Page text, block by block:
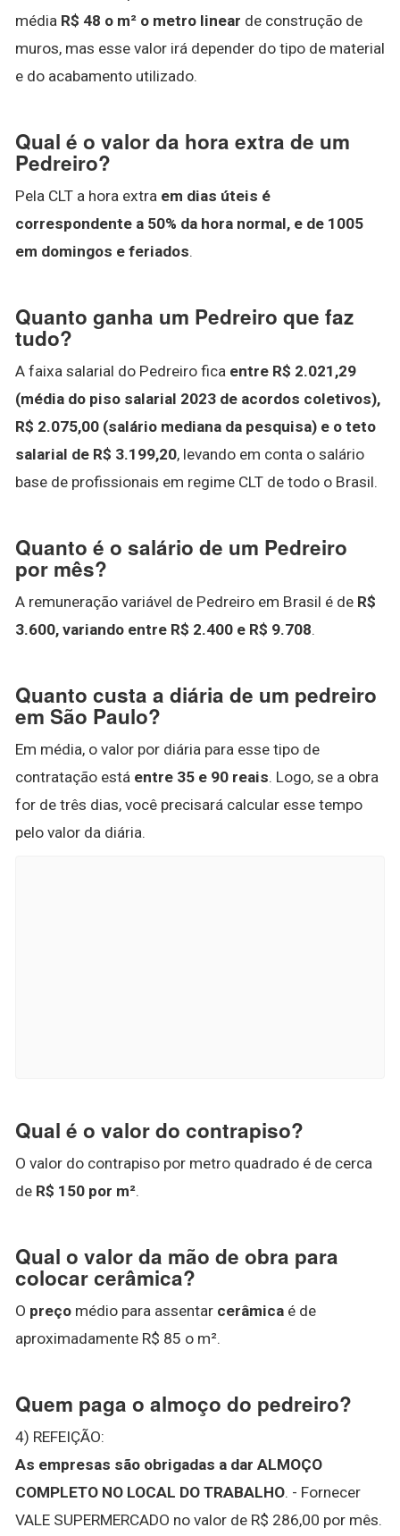
média R$ 48 o m² o metro linear de construção de
muros, mas esse valor irá depender do tipo de material
e do acabamento utilizado.
Qual é o valor da hora extra de um
Pedreiro?
Pela CLT a hora extra em dias úteis é
correspondente a 50% da hora normal, e de 1005
em domingos e feriados.
Quanto ganha um Pedreiro que faz
tudo?
A faixa salarial do Pedreiro fica entre R$ 2.021,29
(média do piso salarial 2023 de acordos coletivos),
R$ 2.075,00 (salário mediana da pesquisa) e o teto
salarial de R$ 3.199,20, levando em conta o salário
base de profissionais em regime CLT de todo o Brasil.
Quanto é o salário de um Pedreiro
por mês?
A remuneração variável de Pedreiro em Brasil é de R$
3.600, variando entre R$ 2.400 e R$ 9.708.
Quanto custa a diária de um pedreiro
em São Paulo?
Em média, o valor por diária para esse tipo de
contratação está entre 35 e 90 reais. Logo, se a obra
for de três dias, você precisará calcular esse tempo
pelo valor da diária.
Qual é o valor do contrapiso?
O valor do contrapiso por metro quadrado é de cerca
de R$ 150 por m².
Qual o valor da mão de obra para
colocar cerâmica?
O preço médio para assentar cerâmica é de
aproximadamente R$ 85 o m².
Quem paga o almoço do pedreiro?
4) REFEIÇÃO:
As empresas são obrigadas a dar ALMOÇO
COMPLETO NO LOCAL DO TRABALHO. - Fornecer
VALE SUPERMERCADO no valor de R$ 286,00 por mês.